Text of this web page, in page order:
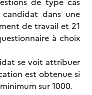
dans une
de travail et 21
à choix
se voit attribuer
est obtenue si
sur 1000.